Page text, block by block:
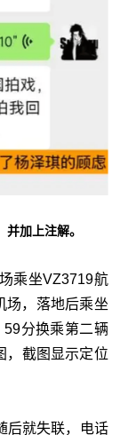
加上注解。
乘坐VZ3719航
场，落地后乘坐
分换乘第二辆
，截图显示定位
后就失联，电话